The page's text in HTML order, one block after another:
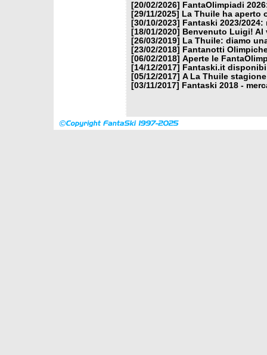
[20/02/2026]
FantaOlimpiadi
[29/11/2025]
La Thuile ha aperto
[30/10/2023]
Fantaski 2023/
[18/01/2020]
Benvenuto Luigi! Al
[26/03/2019]
La Thuile: diamo
[23/02/2018]
Fantanotti
[06/02/2018] Aperte le
[14/12/2017]
Fantaski.it
[05/12/2017] A La Thuile
[03/11/2017]
Fantaski 2018 -